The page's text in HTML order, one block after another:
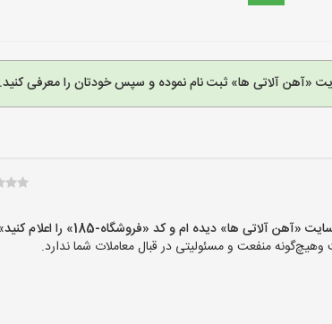
«آهن آلاتی ها» ثبت نام نموده و سپس خودتان را معرفی کنید.
ها» دیده ام و کد «فروشگاه-185» را اعلام کنید»
منفعت و مسئولیتی در قبال معاملات شما ندارد.